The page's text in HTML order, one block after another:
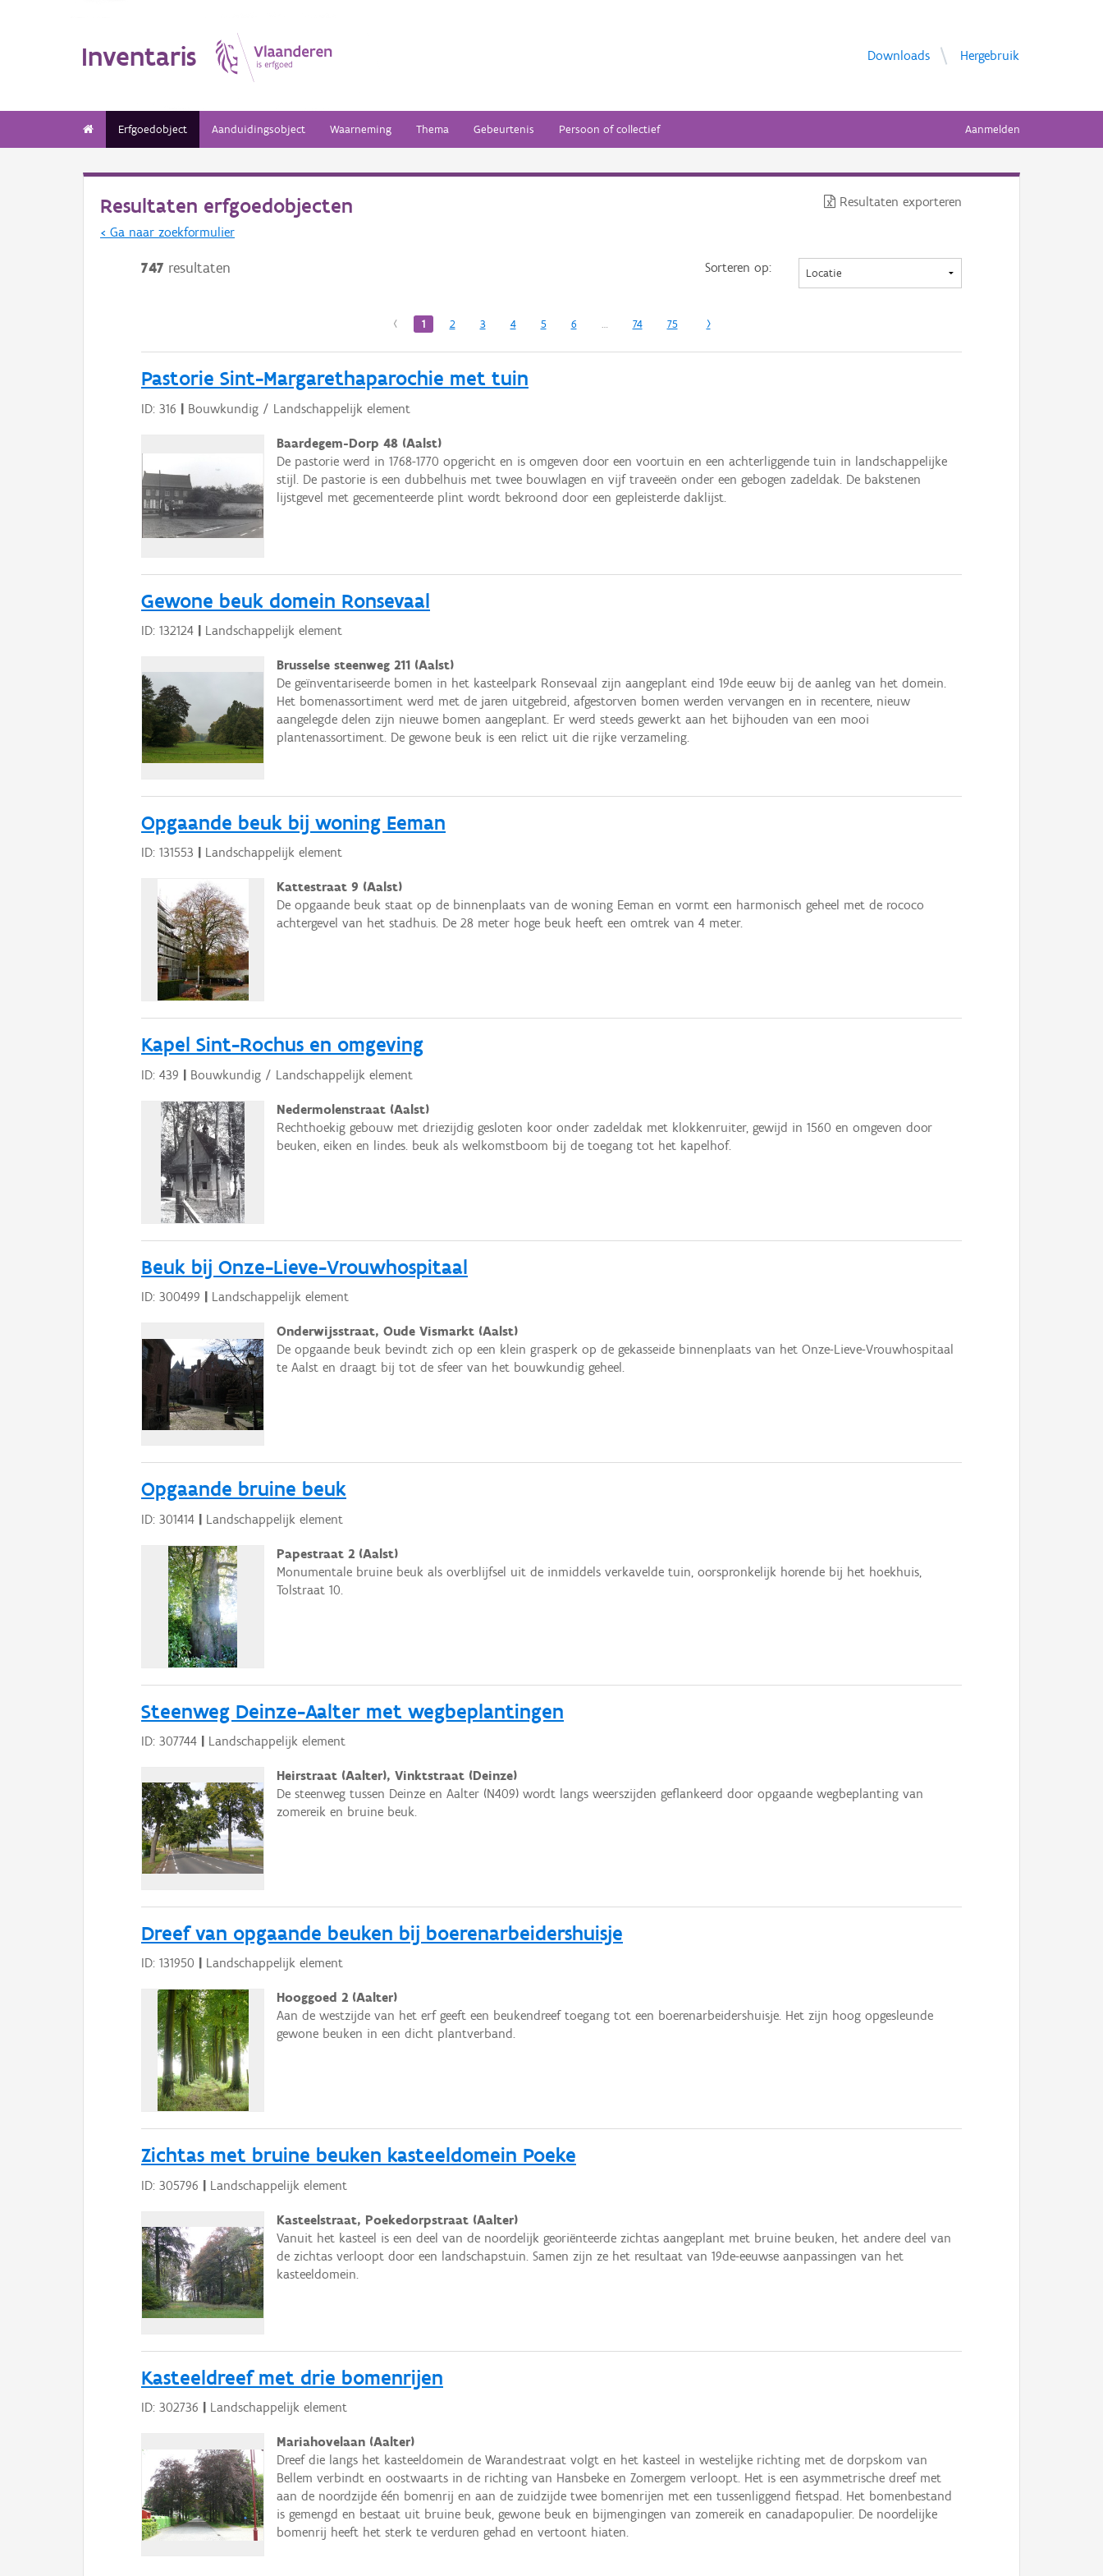
Inventaris Downloads Hergebruik
Erfgoedobject Aanduidingsobject Waarneming Thema Gebeurtenis Persoon of collectief Aanmelden
Resultaten erfgoedobjecten
< Ga naar zoekformulier
Resultaten exporteren
747 resultaten Sorteren op:
‹ 1 2 3 4 5 6 … 74 75 ›
Pastorie Sint-Margarethaparochie met tuin
ID: 316 | Bouwkundig / Landschappelijk element
Baardegem-Dorp 48 (Aalst)
De pastorie werd in 1768-1770 opgericht en is omgeven door een voortuin en een achterliggende tuin in landschappelijke
stijl. De pastorie is een dubbelhuis met twee bouwlagen en vijf traveeën onder een gebogen zadeldak. De bakstenen
lijstgevel met gecementeerde plint wordt bekroond door een gepleisterde daklijst.
Gewone beuk domein Ronsevaal
ID: 132124 | Landschappelijk element
Brusselse steenweg 211 (Aalst)
De geïnventariseerde bomen in het kasteelpark Ronsevaal zijn aangeplant eind 19de eeuw bij de aanleg van het domein.
Het bomenassortiment werd met de jaren uitgebreid, afgestorven bomen werden vervangen en in recentere, nieuw
aangelegde delen zijn nieuwe bomen aangeplant. Er werd steeds gewerkt aan het bijhouden van een mooi
plantenassortiment. De gewone beuk is een relict uit die rijke verzameling.
Opgaande beuk bij woning Eeman
ID: 131553 Landschappelijk element
Kattestraat 9 (Aalst)
De opgaande beuk staat op de binnenplaats van de woning Eeman en vormt een harmonisch geheel met de rococo
achtergevel van het stadhuis. De 28 meter hoge beuk heeft een omtrek van 4 meter.
Kapel Sint-Rochus en omgeving
ID: 439 | Bouwkundig / Landschappelijk element
Nedermolenstraat (Aalst)
Rechthoekig gebouw met driezijdig gesloten koor onder zadeldak met klokkenruiter, gewijd in 1560 en omgeven door
beuken, eiken en lindes. beuk als welkomstboom bij de toegang tot het kapelhof.
Beuk bij Onze-Lieve-Vrouwhospitaal
ID: 300499 | Landschappelijk element
Onderwijsstraat, Oude Vismarkt (Aalst)
De opgaande beuk bevindt zich op een klein grasperk op de gekasseide binnenplaats van het Onze-Lieve-Vrouwhospitaal
te Aalst en draagt bij tot de sfeer van het bouwkundig geheel.
Opgaande bruine beuk
ID: 301414 | Landschappelijk element
Papestraat 2 (Aalst)
Monumentale bruine beuk als overblijfsel uit de inmiddels verkavelde tuin, oorspronkelijk horende bij het hoekhuis,
Tolstraat 10.
Steenweg Deinze-Aalter met wegbeplantingen
ID: 307744 | Landschappelijk element
Heirstraat (Aalter), Vinktstraat (Deinze)
De steenweg tussen Deinze en Aalter (N409) wordt langs weerszijden geflankeerd door opgaande wegbeplanting van
zomereik en bruine beuk.
Dreef van opgaande beuken bij boerenarbeidershuisje
ID: 131950 Landschappelijk element
Hooggoed 2 (Aalter)
Aan de westzijde van het erf geeft een beukendreef toegang tot een boerenarbeidershuisje. Het zijn hoog opgesleunde
gewone beuken in een dicht plantverband.
Zichtas met bruine beuken kasteeldomein Poeke
ID: 305796 | Landschappelijk element
Kasteelstraat, Poekedorpstraat (Aalter)
Vanuit het kasteel is een deel van de noordelijk georiënteerde zichtas aangeplant met bruine beuken, het andere deel van
de zichtas verloopt door een landschapstuin. Samen zijn ze het resultaat van 19de-eeuwse aanpassingen van het
kasteeldomein.
Kasteeldreef met drie bomenrijen
ID: 302736 | Landschappelijk element
Mariahovelaan (Aalter)
Dreef die langs het kasteeldomein de Warandestraat volgt en het kasteel in westelijke richting met de dorpskom van
Bellem verbindt en oostwaarts in de richting van Hansbeke en Zomergem verloopt. Het is een asymmetrische dreef met
aan de noordzijde één bomenrij en aan de zuidzijde twee bomenrijen met een tussenliggend fietspad. Het bomenbestand
is gemengd en bestaat uit bruine beuk, gewone beuk en bijmengingen van zomereik en canadapopulier. De noordelijke
bomenrij heeft het sterk te verduren gehad en vertoont hiaten.